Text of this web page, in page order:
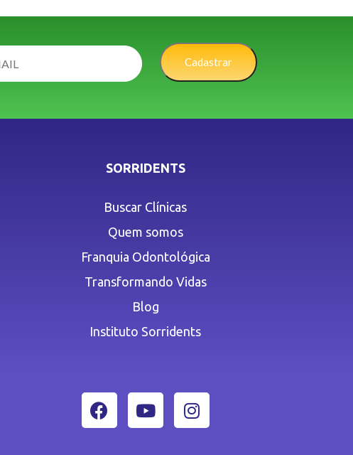
Cadastrar
SORRIDENTS
Buscar Clínicas
Quem somos
Franquia Odontológica
Transformando Vidas
Blog
Instituto Sorridents